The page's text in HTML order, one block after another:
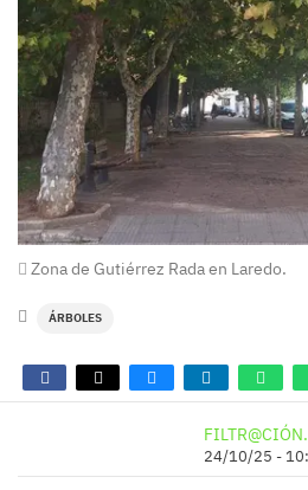
Zona de Gutiérrez Rada en Laredo.
ÁRBOLES
24/10/25 -